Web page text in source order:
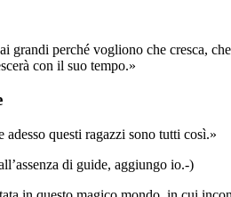
perché vogliono che cresca,
con il suo tempo.»
questi ragazzi sono tutti così.»
di guide, aggiungo io.-)